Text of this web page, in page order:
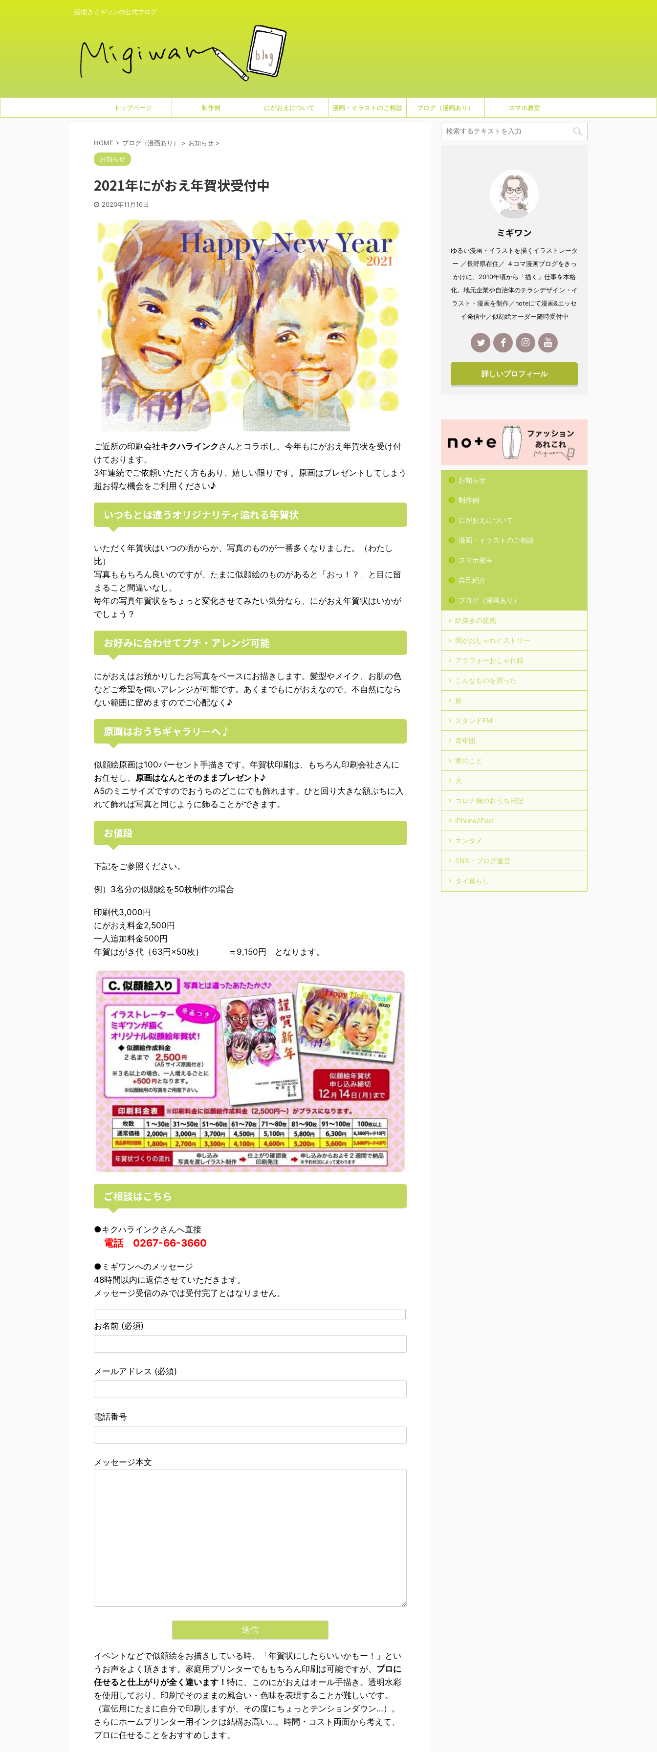
絵描きミギワンの公式ブログ
トップページ 制作例 にがおえについて 漫画・イラストのご相談 ブログ（漫画あり） スマホ教室
HOME > ブログ（漫画あり） > お知らせ >
お知らせ
2021年にがおえ年賀状受付中
2020年11月16日
ご近所の印刷会社キクハラインク さんとコラボし、今年もにがおえ年賀状を受け付
けております。
3年連続でご依頼いただく方もあり、嬉しい限りです。原画はプレゼントしてしまう
超お得な機会をご利用ください♪
いつもとは違うオリジナリティ溢れる年賀状
いただく年賀状はいつの頃からか、写真のものが一番多くなりました。（わたし
比）
写真ももちろん良いのですが、たまに似顔絵のものがあると「おっ！？」と目に留
まること間違いなし。
毎年の写真年賀状をちょっと変化させてみたい気分なら、にがおえ年賀状はいかが
でしょう？
お好みに合わせてプチ・アレンジ可能
にがおえはお預かりしたお写真をベースにお描きします。髪型やメイク、お肌の色
などご希望を伺いアレンジが可能です。あくまでもにがおえなので、不自然になら
ない範囲に留めますのでご心配なく♪
原画はおうちギャラリーへ♪
似顔絵原画は100パーセント手描きです。年賀状印刷は、もちろん印刷会社さんに
お任せし、 原画はなんとそのままプレゼント ♪
A5のミニサイズですのでおうちのどこにでも飾れます。ひと回り大きな額ぶちに入
れて飾れば写真と同じように飾ることができます。
お値段
下記をご参照ください。
例）3名分の似顔絵を50枚制作の場合
印刷代3,000円
にがおえ料金2,500円
一人追加料金500円
年賀はがき代｛63円×50枚｝ ＝9,150円 となります。
ご相談はこちら
●キクハラインクさんへ直接
電話 0267-66-3660
●ミギワンへのメッセージ
48時間以内に返信させていただきます。
メッセージ受信のみでは受付完了とはなりません。
お名前 (必須)
メールアドレス (必須)
電話番号
メッセージ本文
イベントなどで似顔絵をお描きしている時、「年賀状にしたらいいかもー！」とい
うお声をよく頂きます。家庭用プリンターでももちろん印刷は可能ですが、 プロに
任せると仕上がりが全く違います！ 特に、このにがおえはオール手描き。透明水彩
を使用しており、印刷でそのままの風合い・色味を表現することが難しいです。
（宣伝用にたまに自分で印刷しますが、その度にちょっとテンションダウン…）。
さらにホームプリンター用インクは結構お高い…。時間・コスト両面から考えて、
プロに任せることをおすすめします。
ミギワン
ゆるい漫画・イラストを描くイラストレータ
ー ／長野県在住／ ４コマ漫画ブログをきっ
かけに、2010年頃から「描く」仕事を本格
化。地元企業や自治体のチラシデザイン・イ
ラスト・漫画を制作／noteにて漫画&エッセ
イ発信中／似顔絵オーダー随時受付中
詳しいプロフィール
お知らせ
制作例
にがおえについて
漫画・イラストのご相談
スマホ教室
自己紹介
ブログ（漫画あり）
絵描きの徒然
我がおしゃれヒストリー
アラフォーおしゃれ録
こんなものを買った
旅
スタンドFM
青年団
家のこと
夫
コロナ禍のおうち日記
iPhone/iPad
エンタメ
SNS・ブログ運営
タイ暮らし